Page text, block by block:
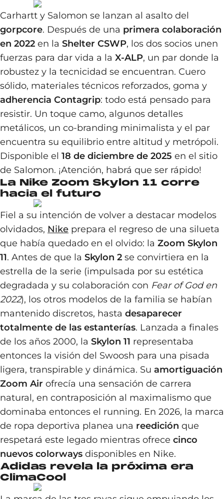
Carhartt y Salomon se lanzan al asalto del
gorpcore. Después de una primera colaboración
en 2022 en la Shelter CSWP, los dos socios unen
fuerzas para dar vida a la X-ALP, un par donde la
robustez y la tecnicidad se encuentran. Cuero
sólido, materiales técnicos reforzados, goma y
adherencia Contagrip: todo está pensado para
resistir. Un toque camo, algunos detalles
metálicos, un co-branding minimalista y el par
encuentra su equilibrio entre altitud y metrópoli.
Disponible el 18 de diciembre de 2025 en el sitio
de Salomon. ¡Atención, habrá que ser rápido!
La Nike Zoom Skylon 11 corre
hacia el futuro
Fiel a su intención de volver a destacar modelos
olvidados, Nike prepara el regreso de una silueta
que había quedado en el olvido: la Zoom Skylon
11. Antes de que la Skylon 2 se convirtiera en la
estrella de la serie (impulsada por su estética
degradada y su colaboración con Fear of God en
2022), los otros modelos de la familia se habían
mantenido discretos, hasta desaparecer
totalmente de las estanterías. Lanzada a finales
de los años 2000, la Skylon 11 representaba
entonces la visión del Swoosh para una pisada
ligera, transpirable y dinámica. Su amortiguación
Zoom Air ofrecía una sensación de carrera
natural, en contraposición al maximalismo que
dominaba entonces el running. En 2026, la marca
de ropa deportiva planea una reedición que
respetará este legado mientras ofrece cinco
nuevos colorways disponibles en Nike.
Adidas revela la próxima era
ClimaCool